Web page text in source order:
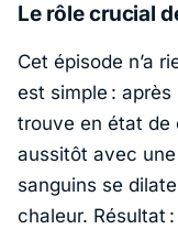
Le rôle crucial
Cet épisode n’a
est simple :
trouve en état de
aussitôt avec
sanguins se
chaleur. Résultat